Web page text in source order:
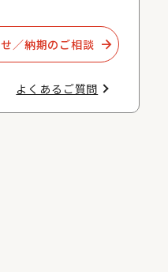
／納期のご相談​
よくあるご質問​